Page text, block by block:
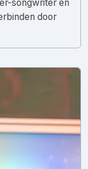
songwriter en
door